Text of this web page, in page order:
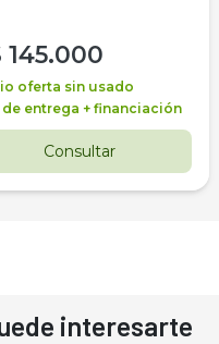
145.000
oferta sin usado
de entrega + financiación
Consultar
interesarte